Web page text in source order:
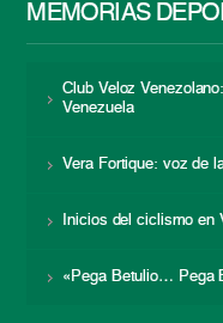
MEMORIAS
Club Veloz
Venezuela
Vera Fortique: voz de
Inicios del ciclismo en
«Pega Betulio… Pega